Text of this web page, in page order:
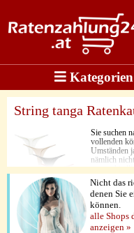
Kategorien
String tanga
Sie suchen
vollenden
Umständen
nämlich
profitieren
einem
Feature, das
können Sie
Nicht das
denen Sie
können.
alle Shops
anzeigen »